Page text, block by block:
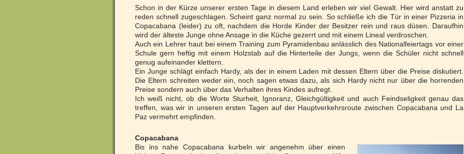
Schon in der Kürze unserer ersten Tage in diesem Land erleben wir viel Gewalt. Hier wird anstatt zu
reden schnell zugeschlagen. Scheint ganz normal zu sein. So schließe ich die Tür in einer Pizzeria in
Copacabana (leider) zu oft, nachdem die Horde Kinder der Besitzer rein und raus düsen. Daraufhin
wird der älteste Junge ohne Ansage in die Küche gezerrt und mit einem Lineal verdroschen.
Auch ein Lehrer haut bei einem Training zum Pyramidenbau anlässlich des Nationalfeiertags vor einer
Schule gern heftig mit einem Holzstab auf die Hinterteile der Jungs, wenn die Schüler nicht schnell
genug aufeinander klettern.
Ein Junge schlägt einfach Hardy, als der in einem Laden mit dessen Eltern über die Preise diskutiert.
Die Eltern schreiten weder ein, noch sagen etwas dazu, als sich Hardy nicht nur über die horrenden
Preise sondern auch über das Verhalten ihres Kindes aufregt.
Ich weiß nicht, ob die Worte Sturheit, Ignoranz, Gleichgültigkeit und auch Feindseligkeit genau das
treffen, was wir in unseren ersten Tagen auf der Hauptverkehrsroute zwischen Copacabana und La
Paz vermehrt empfinden.
Copacabana
Bis ins nahe Copacabana kurbeln wir angenehm über einen